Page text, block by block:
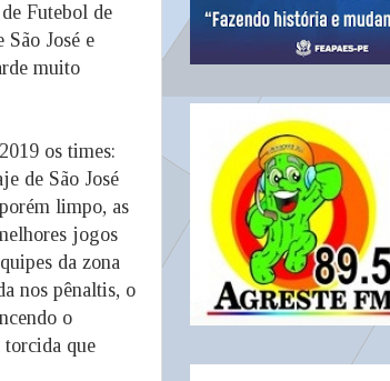
Futebol de
José e
muito
os times:
de São José
limpo, as
jogos
da zona
nos pênaltis, o
o
torcida que